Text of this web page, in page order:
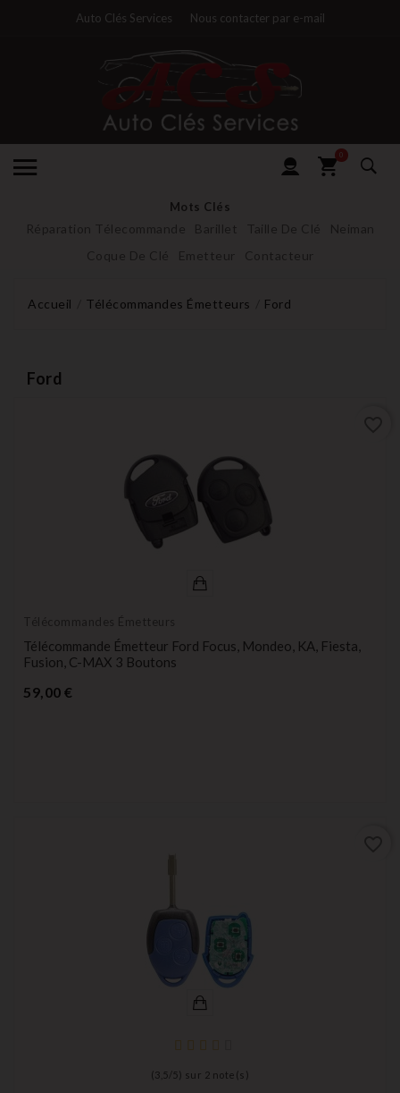
Auto Clés Services Nous contacter par e-mail
0
Mots Clés
Réparation Télecommande Barillet Taille De Clé
Neiman
Coque De Clé
Emetteur Contacteur
Accueil Télécommandes Émetteurs Ford
Ford
Télécommandes Émetteurs
Télécommande Émetteur Ford Focus, Mondeo, KA, Fiesta,
Fusion, C-MAX 3 Boutons
59,00 €
( 3,5 / 5) sur 2 note(s)